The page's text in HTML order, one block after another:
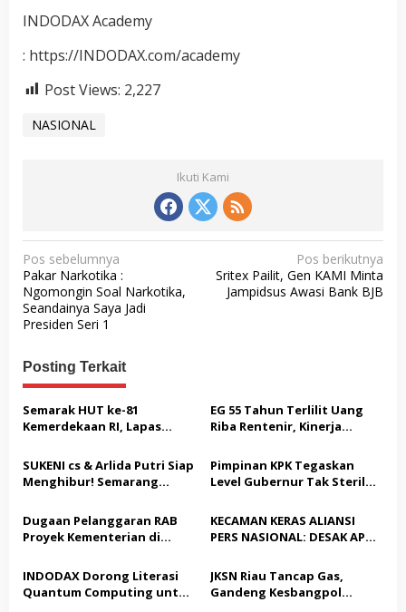
INDODAX Academy
: https://INDODAX.com/academy
Post Views: 2,227
NASIONAL
Ikuti Kami
N
a
v
i
g
a
s
i
p
o
s
Pos sebelumnya
Pakar Narkotika :
Ngomongin Soal Narkotika,
Seandainya Saya Jadi
Presiden Seri 1
Pos berikutnya
Sritex Pailit, Gen KAMI Minta
Jampidsus Awasi Bank BJB
Posting Terkait
Semarak HUT ke-81
Kemerdekaan RI, Lapas
Sosial dan Pemeriksaan
Kesehatan Gratis bagi
Masyarakat
EG 55 Tahun Terlilit Uang
Riba Rentenir, Kinerja
Satreskrim Polresta
Karawang unit krimum
SUKENI cs & Arlida Putri Siap
Menghibur! Semarang
Akbar “Back On Track” 2026–
2029
Pimpinan KPK Tegaskan
Level Gubernur Tak Steril
Cukup, Bukan Dilindungi
Dugaan Pelanggaran RAB
Proyek Kementerian di
Nasionaldetik.com Desak
Tindakan Tegas
KECAMAN KERAS ALIANSI
PERS NASIONAL: DESAK APH
TERHADAP JURNALIS DAN
USUT TUNTAS GURITA
PUNGLI BERJAMAAH SERTA
INDODAX Dorong Literasi
Quantum Computing untuk
JKSN Riau Tancap Gas,
Gandeng Kesbangpol